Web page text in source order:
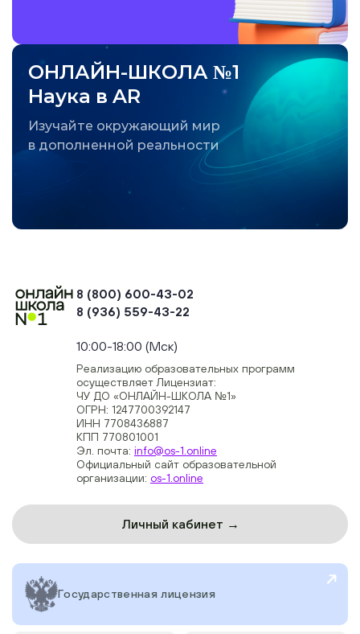
ОНЛАЙН-ШКОЛА №1
Наука в AR
Изучайте окружающий мир
в дополненной реальности
8 (800) 600-43-02
8 (936) 559-43-22
10:00-18:00 (Мск)
Реализацию образовательных программ
осуществляет Лицензиат:
ЧУ ДО «ОНЛАЙН-ШКОЛА №1»
ОГРН: 1247700392147
ИНН 7708436887
КПП 770801001
Эл. почта: info@os-1.online
Официальный сайт образовательной
организации: os-1.online
Личный кабинет →
Государственная лицензия